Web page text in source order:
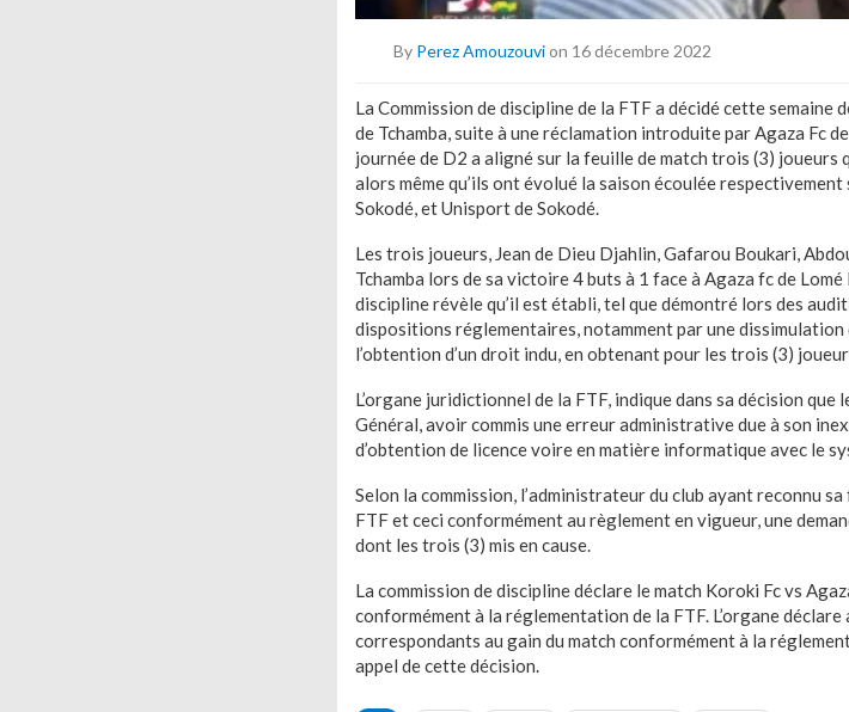
By Perez Amouzouvion 16 décembre 2022
La Commission de discipline de la FTF a décidé cette
de Tchamba, suite à une réclamation introduite par Agaza Fc
journée de D2 a aligné sur la feuille de match trois (3) joueurs
alors même qu’ils ont évolué la saison écoulée respectivement
Sokodé, et Unisport de Sokodé.
Les trois joueurs, Jean de Dieu Djahlin, Gafarou Boukari,
Tchamba lors de sa victoire 4 buts à 1 face à Agaza fc de
discipline révèle qu’il est établi, tel que démontré lors des
dispositions réglementaires, notamment par une
l’obtention d’un droit indu, en obtenant pour les trois (3)
L’organe juridictionnel de la FTF, indique dans sa décision
Général, avoir commis une erreur administrative due à son
d’obtention de licence voire en matière informatique avec le
Selon la commission, l’administrateur du club ayant reconnu
FTF et ceci conformément au règlement en vigueur, une
dont les trois (3) mis en cause.
La commission de discipline déclare le match Koroki Fc vs
conformément à la réglementation de la FTF. L’organe
correspondants au gain du match conformément à la
appel de cette décision.